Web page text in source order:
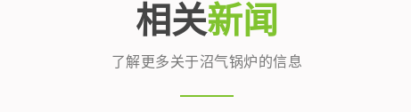
相关新闻
了解更多关于沼气锅炉的信息